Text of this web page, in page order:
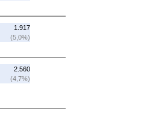
1.917
(5,0%)
2.560
(4,7%)